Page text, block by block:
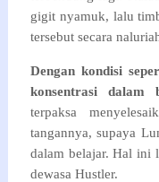
gigit nyamuk, lalu
tersebut secara
Dengan kondisi
konsentrasi dalam
terpaksa
tangannya, supaya
dalam belajar. Hal ini
dewasa Hustler.